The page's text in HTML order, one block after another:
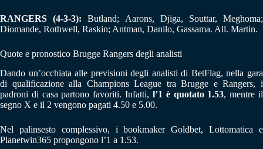
RANGERS (4-3-3):Butland; Aarons, Djiga, Souttar, Meghoma;
Diomande, Rothwell, Raskin; Antman, Danilo, Gassama. All. Martin.
Quote e pronostico Brugge Rangers degli analisti
Dando un’occhiata alle previsioni degli analisti di BetFlag, nella gara
di qualificazione alla Champions League tra Brugge e Rangers, i
padroni di casa partono favoriti. Infatti, l’1 è quotato 1.53, mentre il
segno X e il 2 vengono pagati 4.50 e 5.00.
Nel palinsesto complessivo, i bookmaker Goldbet, Lottomatica e
Planetwin365 propongono l’1 a 1.53.